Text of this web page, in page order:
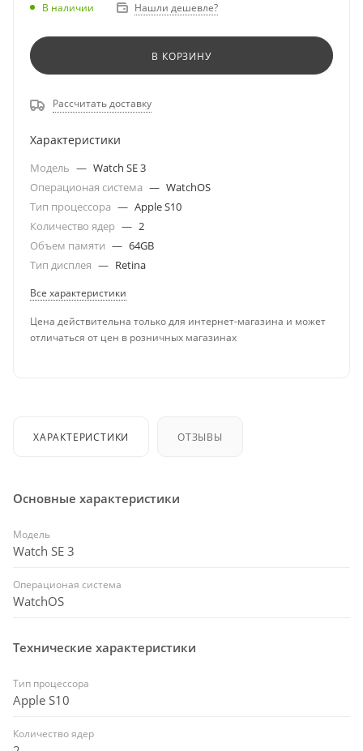
В наличии
Нашли дешевле?
В КОРЗИНУ
Рассчитать доставку
Характеристики
Модель — Watch SE 3
Операционая система — WatchOS
Тип процессора — Apple S10
Количество ядер — 2
Объем памяти — 64GB
Тип дисплея — Retina
Все характеристики
Цена действительна только для интернет-магазина и может
отличаться от цен в розничных магазинах
ХАРАКТЕРИСТИКИ ОТЗЫВЫ
Основные характеристики
Модель
Watch SE 3
Операционая система
WatchOS
Технические характеристики
Тип процессора
Apple S10
Количество ядер